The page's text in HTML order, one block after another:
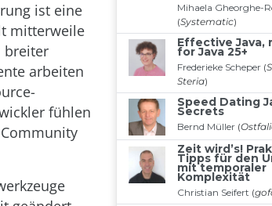
ist eine
mitterweile
breiter
arbeiten
fühlen